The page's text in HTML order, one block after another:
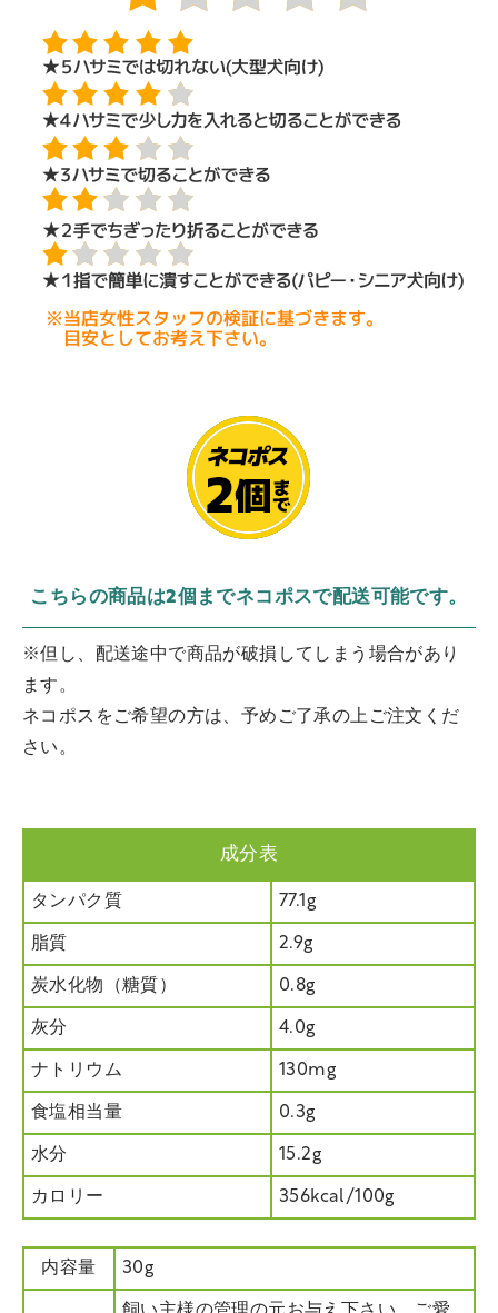
こちらの商品は2個までネコポスで配送可能です。
※但し、配送途中で商品が破損してしまう場合があり
ます。
ネコポスをご希望の方は、予めご了承の上ご注文くだ
さい。
成分表
タンパク質 77.1g
脂質 2.9g
炭水化物（糖質） 0.8g
灰分 4.0g
ナトリウム 130mg
食塩相当量 0.3g
水分 15.2g
カロリー 356kcal/100g
内容量 30g